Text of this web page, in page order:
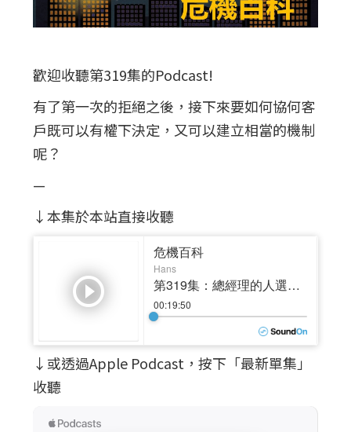
歡迎收聽第319集的Podcast!
有了第一次的拒絕之後，接下來要如何協何客
戶既可以有權下決定，又可以建立相當的機制
呢？
—
↓本集於本站直接收聽
↓或透過Apple Podcast，按下「最新單集」
收聽